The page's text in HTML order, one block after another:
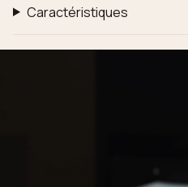
Caractéristiques